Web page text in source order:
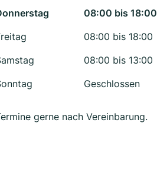
08:00 bis 18:00
08:00 bis 18:00
08:00 bis 13:00
Geschlossen
gerne nach Vereinbarung.